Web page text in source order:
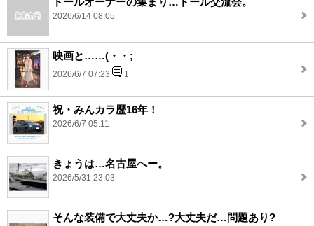
2026/6/14 08:05
映画と……(・・;
2026/6/7 07:23 1
祝・みんカラ歴16年！
2026/6/7 05:11
きょうは…名古屋へー。
2026/5/31 23:03
そんな装備で大丈夫か…?大丈夫だ…問題あり?